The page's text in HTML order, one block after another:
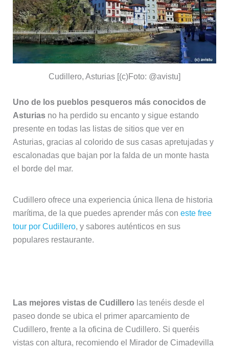
Cudillero, Asturias [(c)Foto: @avistu]
Uno de los pueblos pesqueros más conocidos de
Asturiasno ha perdido su encanto y sigue estando
presente en todas las listas de sitios que ver en
Asturias, gracias al colorido de sus casas apretujadas y
escalonadas que bajan por la falda de un monte hasta
el borde del mar.
Cudillero ofrece una experiencia única llena de historia
marítima, de la que puedes aprender más con este free
tour por Cudillero, y sabores auténticos en sus
populares restaurante.
Las mejores vistas de Cudillero las tenéis desde el
paseo donde se ubica el primer aparcamiento de
Cudillero, frente a la oficina de Cudillero. Si queréis
vistas con altura, recomiendo el Mirador de Cimadevilla